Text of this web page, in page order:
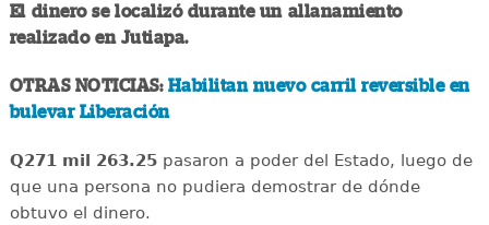
El dinero se localizó durante un allanamiento
realizado en Jutiapa.
OTRAS NOTICIAS: Habilitan nuevo carril reversible en
bulevar Liberación
Q271 mil 263.25pasaron a poder del Estado, luego de
que una persona no pudiera demostrar de dónde
obtuvo el dinero.